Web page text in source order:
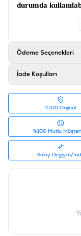
durumda
adet ped
Tedarikçi Ürün Kodu
Ödeme Seçenekleri
İade Koşulları
%100 Orijinal
%100 Mutlu
Kolay Değişim/